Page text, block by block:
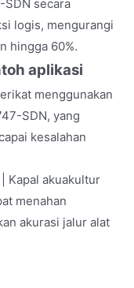
SDN secara
logis, mengurangi
hingga 60%.
aplikasi
menggunakan
SDN, yang
kesalahan
Kapal akuakultur
menahan
akurasi jalur alat